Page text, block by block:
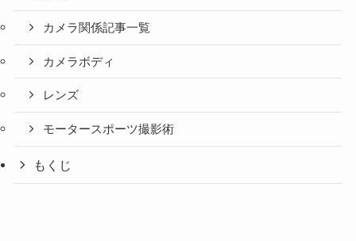
カメラ関係記事一覧
カメラボディ
レンズ
モータースポーツ撮影術
もくじ